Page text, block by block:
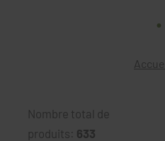
.
Accueil
Nombre total de
produits: 633